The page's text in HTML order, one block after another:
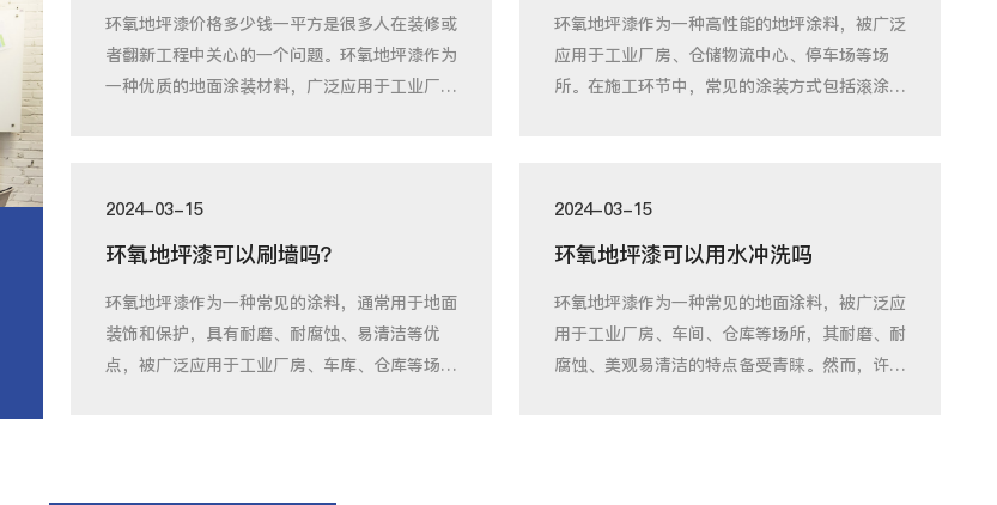
环氧地坪漆价格多少钱一平方是很多人在装修或
者翻新工程中关心的一个问题。环氧地坪漆作为
一种优质的地面涂装材料，广泛应用于工业厂
环氧地坪漆作为一种高性能的地坪涂料，被广泛
应用于工业厂房、仓储物流中心、停车场等场
所。在施工环节中，常见的涂装方式包括滚涂、
2024-03-15
环氧地坪漆可以刷墙吗？
环氧地坪漆作为一种常见的涂料，通常用于地面
装饰和保护，具有耐磨、耐腐蚀、易清洁等优
点，被广泛应用于工业厂房、车库、仓库等场
2024-03-15
环氧地坪漆可以用水冲洗吗
环氧地坪漆作为一种常见的地面涂料，被广泛应
用于工业厂房、车间、仓库等场所，其耐磨、耐
腐蚀、美观易清洁的特点备受青睐。然而，许多